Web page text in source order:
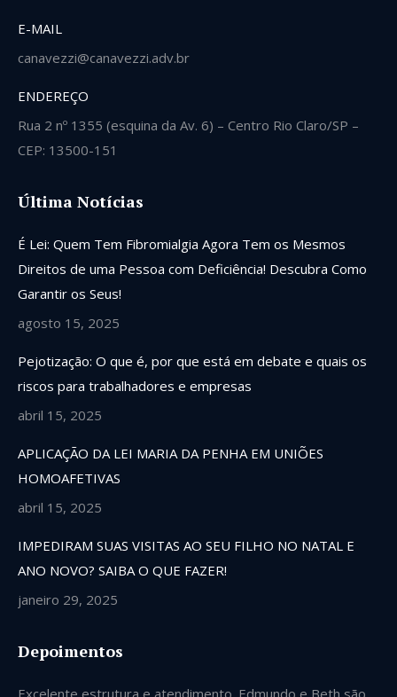
E-MAIL
canavezzi@canavezzi.adv.br
ENDEREÇO
Rua 2 nº 1355 (esquina da Av. 6) – Centro Rio Claro/SP –
CEP: 13500-151
Última Notícias
É Lei: Quem Tem Fibromialgia Agora Tem os Mesmos
Direitos de uma Pessoa com Deficiência! Descubra Como
Garantir os Seus!
agosto 15, 2025
Pejotização: O que é, por que está em debate e quais os
riscos para trabalhadores e empresas
abril 15, 2025
APLICAÇÃO DA LEI MARIA DA PENHA EM UNIÕES
HOMOAFETIVAS
abril 15, 2025
IMPEDIRAM SUAS VISITAS AO SEU FILHO NO NATAL E
ANO NOVO? SAIBA O QUE FAZER!
janeiro 29, 2025
Depoimentos
Excelente estrutura e atendimento. Edmundo e Beth são